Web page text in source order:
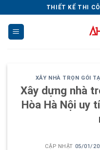
dung
THIẾT KẾ THI
XÂY NHÀ TRỌN GÓI
Xây dựng nhà
Hòa Hà Nội uy
CẬP NHẬT 05/01/